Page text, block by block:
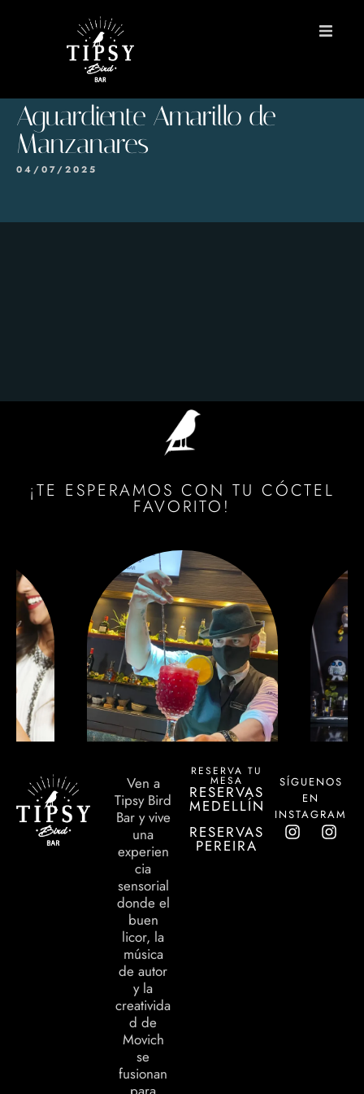
MENÚS
Aguardiente Amarillo de
Manzanares
04/07/2025
¡TE ESPERAMOS CON TU CÓCTEL
FAVORITO!
Ven a
Tipsy Bird
Bar y vive
una
experien
cia
sensorial
donde el
buen
licor, la
música
de autor
y la
creativida
d de
Movich
se
fusionan
RESERVA TU
MESA
RESERVAS
MEDELLÍN
RESERVAS
PEREIRA
SÍGUENOS
EN
INSTAGRAM